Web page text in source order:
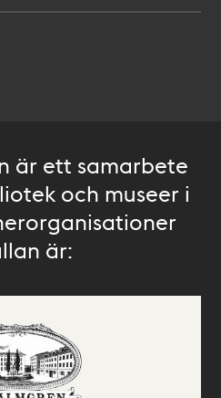
är ett samarbete
och museer i
är: